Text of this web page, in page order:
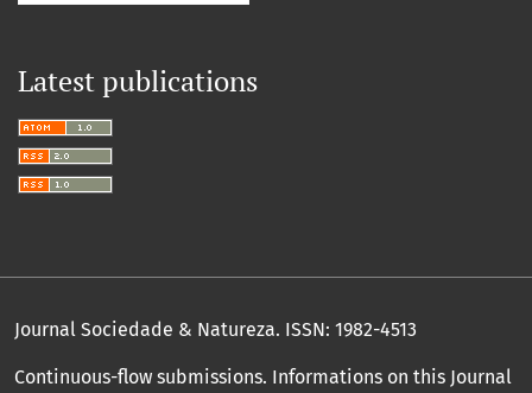
Latest publications
Journal Sociedade & Natureza. ISSN: 1982-4513
Continuous-flow submissions. Informations on this Journal